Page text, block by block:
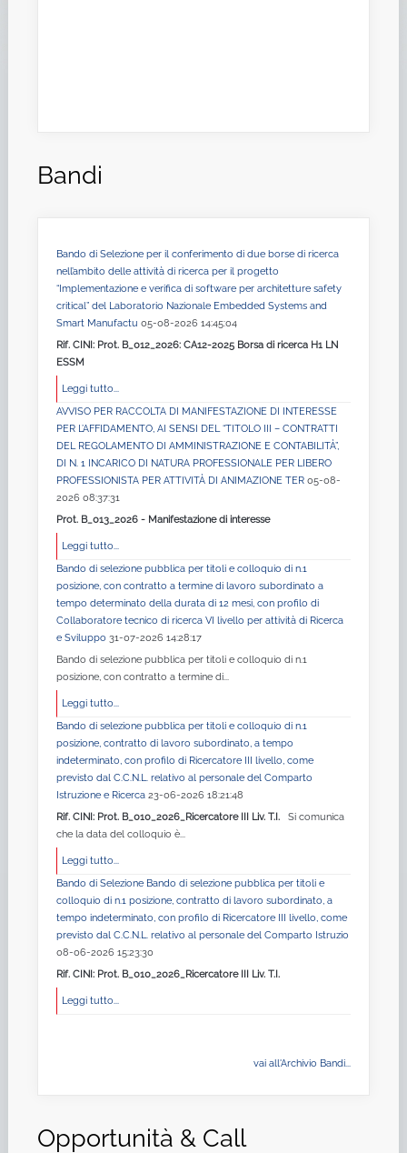
Bandi
Bando di Selezione per il conferimento di due borse di ricerca
nell’ambito delle attività di ricerca per il progetto
“Implementazione e verifica di software per architetture safety
critical” del Laboratorio Nazionale Embedded Systems and
Smart Manufactu 05-08-2026 14:45:04
Rif. CINI: Prot. B_012_2026: CA12-2025 Borsa di ricerca H1 LN
ESSM
Leggi tutto...
AVVISO PER RACCOLTA DI MANIFESTAZIONE DI INTERESSE
PER L’AFFIDAMENTO, AI SENSI DEL “TITOLO III – CONTRATTI
DEL REGOLAMENTO DI AMMINISTRAZIONE E CONTABILITÀ”,
DI N. 1 INCARICO DI NATURA PROFESSIONALE PER LIBERO
PROFESSIONISTA PER ATTIVITÀ DI ANIMAZIONE TER 05-08-
2026 08:37:31
Prot. B_013_2026 - Manifestazione di interesse
Leggi tutto...
Bando di selezione pubblica per titoli e colloquio di n.1
posizione, con contratto a termine di lavoro subordinato a
tempo determinato della durata di 12 mesi, con profilo di
Collaboratore tecnico di ricerca VI livello per attività di Ricerca
e Sviluppo 31-07-2026 14:28:17
Bando di selezione pubblica per titoli e colloquio di n.1
posizione, con contratto a termine di...
Leggi tutto...
Bando di selezione pubblica per titoli e colloquio di n.1
posizione, contratto di lavoro subordinato, a tempo
indeterminato, con profilo di Ricercatore III livello, come
previsto dal C.C.N.L. relativo al personale del Comparto
Istruzione e Ricerca 23-06-2026 18:21:48
Rif. CINI: Prot. B_010_2026_Ricercatore III Liv. T.I.Si comunica
che la data del colloquio è...
Leggi tutto...
Bando di Selezione Bando di selezione pubblica per titoli e
colloquio di n.1 posizione, contratto di lavoro subordinato, a
tempo indeterminato, con profilo di Ricercatore III livello, come
previsto dal C.C.N.L. relativo al personale del Comparto Istruzio
08-06-2026 15:23:30
Rif. CINI: Prot. B_010_2026_Ricercatore III Liv. T.I.
Leggi tutto...
vai all'Archivio Bandi...
Opportunità & Call